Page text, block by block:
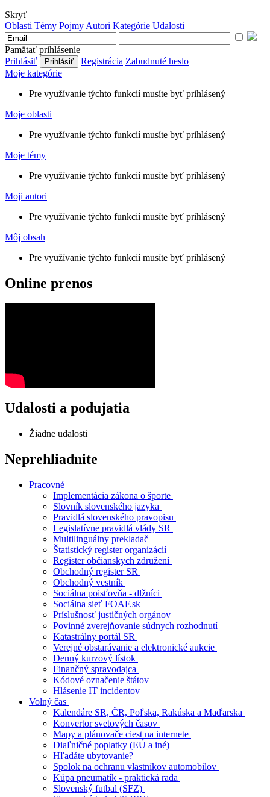
Skryť
Oblasti Témy Pojmy Autori Kategórie Udalosti
Pamätať prihlásenie
Prihlásiť
Registrácia Zabudnuté heslo
Moje kategórie
Pre využívanie týchto funkcií musíte byť prihlásený
Moje oblasti
Pre využívanie týchto funkcií musíte byť prihlásený
Moje témy
Pre využívanie týchto funkcií musíte byť prihlásený
Moji autori
Pre využívanie týchto funkcií musíte byť prihlásený
Môj obsah
Pre využívanie týchto funkcií musíte byť prihlásený
Online prenos
Udalosti a podujatia
Žiadne udalosti
Neprehliadnite
Pracovné
Implementácia zákona o športe
Slovník slovenského jazyka
Pravidlá slovenského pravopisu
Legislatívne pravidlá vlády SR
Multilinguálny prekladač
Štatistický register organizácií
Register občianskych združení
Obchodný register SR
Obchodný vestník
Sociálna poisťovňa - dlžníci
Sociálna sieť FOAF.sk
Príslušnosť justičných orgánov
Povinné zverejňovanie súdnych rozhodnutí
Katastrálny portál SR
Verejné obstarávanie a elektronické aukcie
Denný kurzový lístok
Finančný spravodajca
Kódové označenie štátov
Hlásenie IT incidentov
Volný čas
Kalendáre SR, ČR, Poľska, Rakúska a Maďarska
Konvertor svetových časov
Mapy a plánovače ciest na internete
Diaľničné poplatky (EÚ a iné)
Hľadáte ubytovanie?
Spolok na ochranu vlastníkov automobilov
Kúpa pneumatík - praktická rada
Slovenský futbal (SFZ)